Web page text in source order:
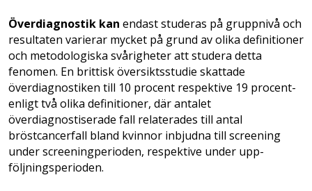
Överdiagnostik kan endast studeras på gruppnivå och
resultaten varierar mycket på grund av olika definitioner
och metodologiska svårigheter att studera detta
fenomen. En brittisk översiktsstudie skattade
överdiagnostiken till 10 procent respektive 19 procent­
enligt två olika definitioner, där antalet
överdiagnostiserade fall relaterades till antal
bröstcancerfall bland kvinnor inbjudna till screening
under screeningperioden, respektive under upp­
följningsperioden.